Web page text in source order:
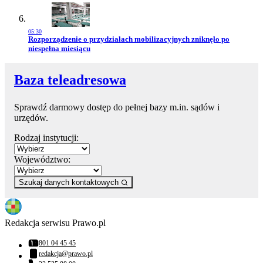
05:30
Przejdź do artykułu:
Rozporządzenie o przydziałach mobilizacyjnych zniknęło po
niespełna miesiącu
Baza teleadresowa
Sprawdź darmowy dostęp do pełnej bazy m.in. sądów i
urzędów.
Rodzaj instytucji:
Województwo:
Szukaj danych kontaktowych
Redakcja serwisu Prawo.pl
Numer telefonu:
801 04 45 45
Adres email:
redakcja@prawo.pl